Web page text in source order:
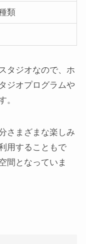
類
タジオなので、ホ
ジオプログラムや
。
さまざまな楽しみ
用することもで
間となっていま